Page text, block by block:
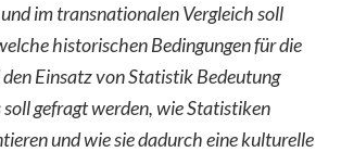
im transnationalen Vergleich soll
historischen Bedingungen für die
Einsatz von Statistik Bedeutung
gefragt werden, wie Statistiken
und wie sie dadurch eine kulturelle